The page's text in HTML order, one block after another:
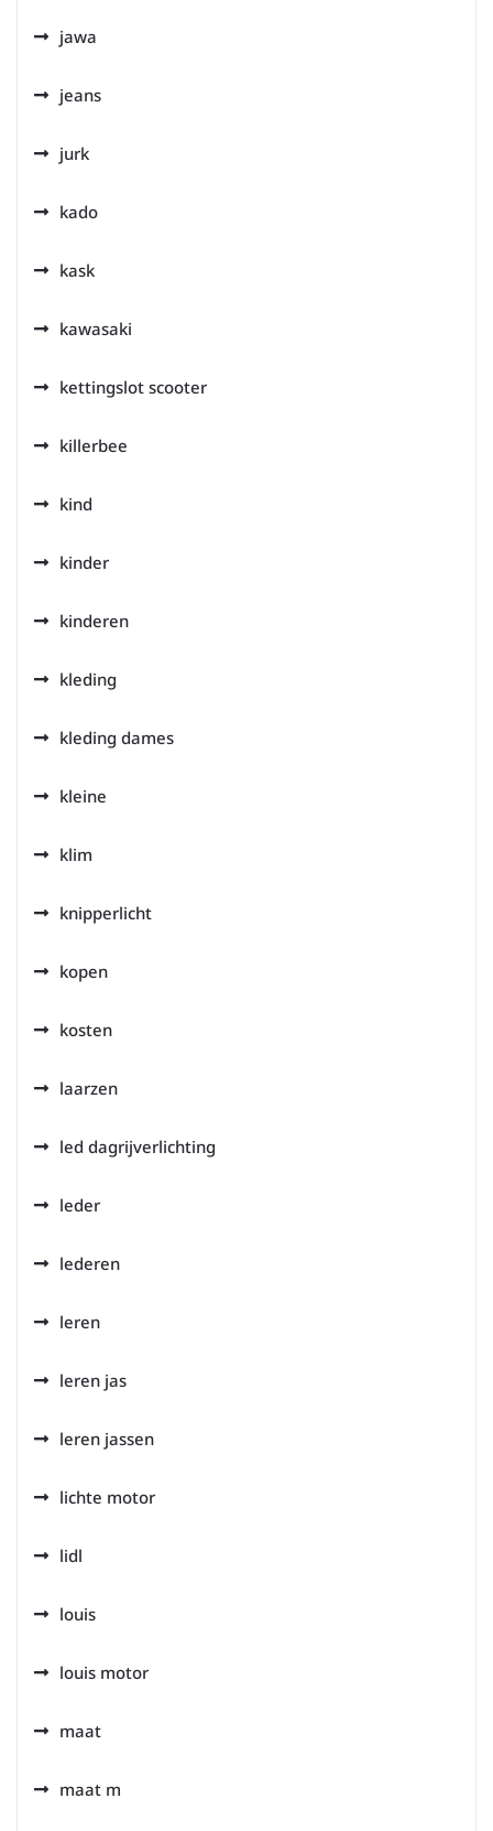
jawa
jeans
jurk
kado
kask
kawasaki
kettingslot scooter
killerbee
kind
kinder
kinderen
kleding
kleding dames
kleine
klim
knipperlicht
kopen
kosten
laarzen
led dagrijverlichting
leder
lederen
leren
leren jas
leren jassen
lichte motor
lidl
louis
louis motor
maat
maat m